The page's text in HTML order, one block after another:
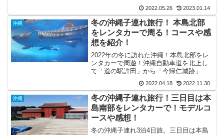
「マカンマカン」で食べる朝食バイキン
グを紹介！
2022.05.26 2023.01.14
沖縄
冬の沖縄子連れ旅行！ 本島北部
をレンタカーで周る！コースや感
想を紹介！
2022年の冬に訪れた沖縄！本島北部をレ
ンタカーで周遊！沖縄自動車道を北上し
て「道の駅許田」から「今帰仁城跡」
「万座毛」「シーサイドドライブイン」
を周った感想を紹介！
2022.04.18 2022.11.30
沖縄
冬の沖縄子連れ旅行！三日目は本
島南部をレンタカーで！モデルコ
ースや感想！
冬の沖縄子連れ3泊4日旅。三日目は本島